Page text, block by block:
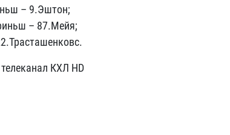
– 9.Эштон;
– 87.Мейя;
телеканал КХЛ HD